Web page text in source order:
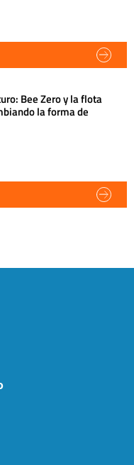
Bee Zero y la flota
la forma de